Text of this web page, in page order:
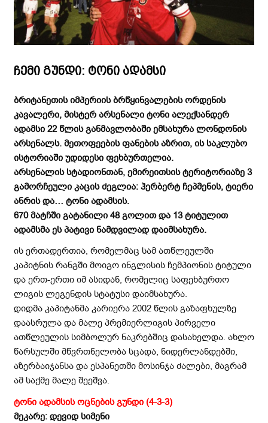
ჩემი გუნდი: ტონი ადამსი
ბრიტანეთის იმპერიის ბრწყინვალების ორდენის
კავალერი, მისტერ არსენალი ტონი ალექსანდერ
ადამსი 22 წლის განმავლობაში ემსახურა ლონდონის
არსენალს. მეთოფეების ფანების აზრით, ის საკლუბო
ისტორიაში უდიდესი ფეხბურთელია.
არსენალის სტადიონთან, ემირეითსის ტერიტორიაზე 3
გამორჩეული კაცის ძეგლია: ჰერბერტ ჩეპმენის, ტიერი
ანრის და… ტონი ადამსის.
670 მატჩში გატანილი 48 გოლით და 13 ტიტულით
ადამსმა ეს პატივი ნამდვილად დაიმსახურა.
ის ერთადერთია, რომელმაც სამ ათწლეულში
კაპიტნის რანგში მოიგო ინგლისის ჩემპიონის ტიტული
და ერთ-ერთი იმ ასიდან, რომელიც საფეხბურთო
ლიგის ლეგენდის სტატუსი დაიმსახურა.
დიდმა კაპიტანმა კარიერა 2002 წლის გაზაფხულზე
დაასრულა და მალე პრემიერლიგის პირველი
ათწლეულის სიმბოლურ ნაკრებშიც დასახელდა. ახლო
წარსულში მწვრთნელობა სცადა, ნიდერლანდებში,
აზერბაიჯანსა და ესპანეთში მოსინჯა ძალები, მაგრამ
ამ საქმე მალე შეეშვა.
ტონი ადამსის ოცნების გუნდი (4-3-3)
მეკარე: დევიდ სიმენი